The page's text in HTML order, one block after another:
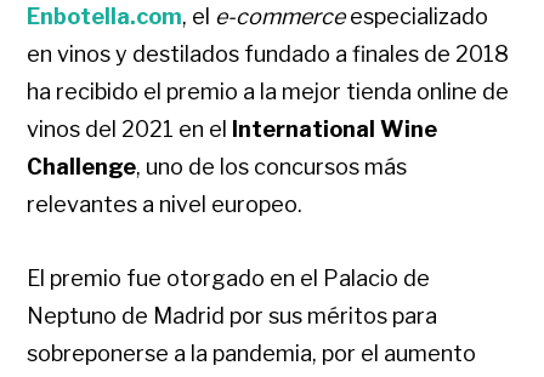
Enbotella.com, el e-commerceespecializado
en vinos y destilados fundado a finales de 2018
ha recibido el premio a la mejor tienda online de
vinos del 2021 en el
International Wine
Challenge, uno de los concursos más
relevantes a nivel europeo.
El premio fue otorgado en el Palacio de
Neptuno de Madrid por sus méritos para
sobreponerse a la pandemia, por el aumento